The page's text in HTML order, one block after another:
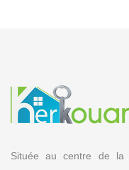
Située au centre de la